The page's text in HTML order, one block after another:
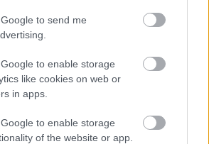
to send me
to enable storage
like cookies on web or
in apps.
to enable storage
of the website or app.
Αστυνομίας του Δήμου
σημαντική προτεραιότητα, με
Υπηρεσίας, την
άσκηση των αρμοδιοτήτων
της παρουσίας της στις